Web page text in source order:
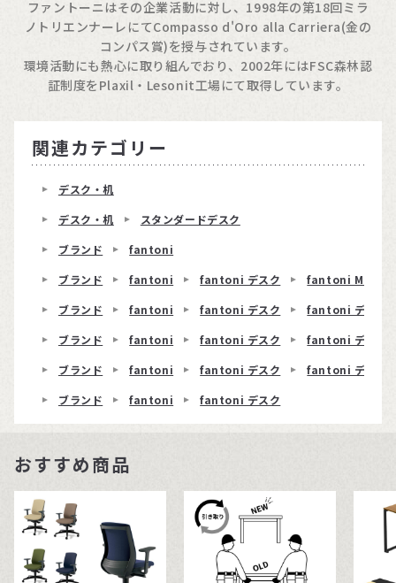
ファントーニはその企業活動に対し、1998年の第18回ミラ
ノトリエンナーレにてCompasso d'Oro alla Carriera(金の
コンパス賞)を授与されています。
環境活動にも熱心に取り組んでおり、2002年にはFSC森林認
証制度をPlaxil・Lesonit工場にて取得しています。
関連カテゴリー
デスク・机
デスク・机
スタンダードデスク
ブランド
fantoni
ブランド
fantoni fantoni デスク
fantoni ME
ブランド
fantoni fantoni デスク
fantoni デスク
ブランド
fantoni fantoni デスク
fantoni デスク
ブランド
fantoni fantoni デスク
fantoni デスク
ブランド
fantoni fantoni デスク
おすすめ商品